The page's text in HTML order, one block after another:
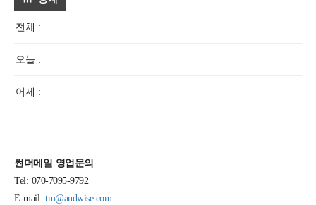
전체 :
오늘 :
어제 :
썬더메일 영업문의
Tel: 070-7095-9792
E-mail: tm@andwise.com